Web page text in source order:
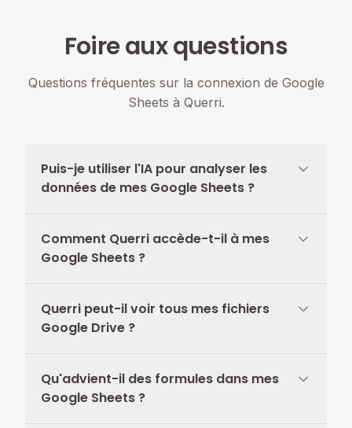
Foire aux questions
Questions fréquentes sur la connexion de Google
Sheets à Querri.
Puis-je utiliser l'IA pour analyser les
données de mes Google Sheets ?
Comment Querri accède-t-il à mes
Google Sheets ?
Querri peut-il voir tous mes fichiers
Google Drive ?
Qu'advient-il des formules dans mes
Google Sheets ?